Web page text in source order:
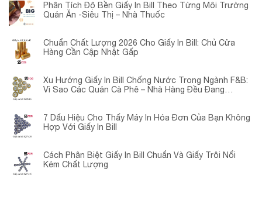
Phân Tích Độ Bền Giấy In Bill Theo Từng Môi Trường
Quán Ăn -Siêu Thị – Nhà Thuốc
Chuẩn Chất Lượng 2026 Cho Giấy In Bill: Chủ Cửa
Hàng Cần Cập Nhật Gấp
Xu Hướng Giấy In Bill Chống Nước Trong Ngành F&B:
Vì Sao Các Quán Cà Phê – Nhà Hàng Đều Đang
7 Dấu Hiệu Cho Thấy Máy In Hóa Đơn Của Bạn Không
Hợp Với Giấy In Bill
Cách Phân Biệt Giấy In Bill Chuẩn Và Giấy Trôi Nổi
Kém Chất Lượng